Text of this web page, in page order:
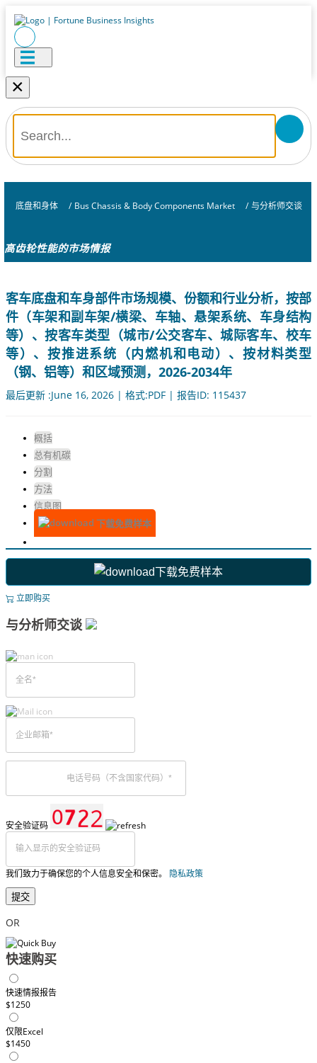
×
底盘和身体 / Bus Chassis & Body Components Market / 与分析师交谈
高齿轮性能的市场情报
客车底盘和车身部件市场规模、份额和行业分析，按部
件（车架和副车架/横梁、车轴、悬架系统、车身结构
等）、按客车类型（城市/公交客车、城际客车、校车
等）、按推进系统（内燃机和电动）、按材料类型
（钢、铝等）和区域预测，2026-2034年
最后更新 :June 16, 2026 | 格式:PDF | 报告ID: 115437
概括
总有机碳
分割
方法
信息图
下载免费样本
下载免费样本
立即购买
与分析师交谈
安全验证码
我们致力于确保您的个人信息安全和保密。 隐私政策
提交
OR
快速购买
快速情报报告
$1250
仅限Excel
$1450